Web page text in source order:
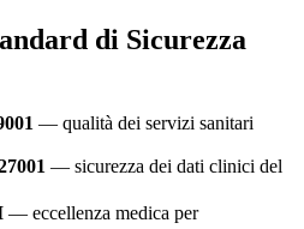
di Sicurezza
— qualità dei servizi sanitari
— sicurezza dei dati clinici del
— eccellenza medica per